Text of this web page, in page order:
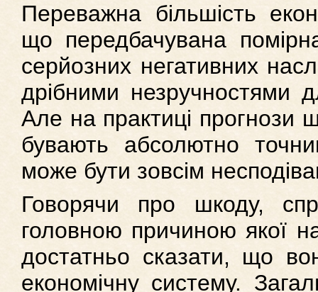
Переважна більшість
що передбачувана
серйозних негативних
дрібними незручностями
Але на практиці прогнози
бувають абсолютно
може бути зовсім
Говорячи про шкоду,
головною причиною якої
достатньо сказати, що
економічну систему.